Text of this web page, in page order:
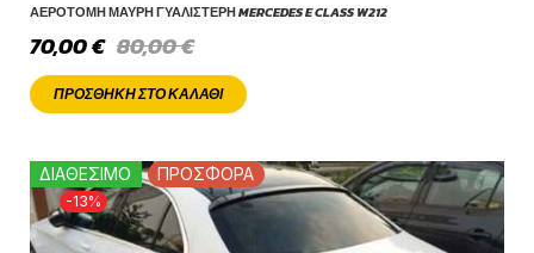
ΑΕΡΟΤΟΜΉ ΜΑΎΡΗ ΓΥΑΛΙΣΤΕΡΉ MERCEDES E CLASS W212
80,00€
70,00€
ΠΡΟΣΘΉΚΗ ΣΤΟ ΚΑΛΆΘΙ
-13%
ΔΙΑΘΕΣΙΜΟ ΠΡΟΣΦΟΡΑ